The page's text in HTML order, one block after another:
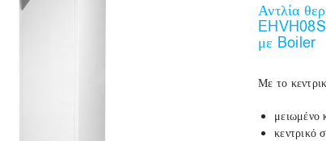
Αντλία
με Boiler
Με το
μειωμένο
κεντρικό